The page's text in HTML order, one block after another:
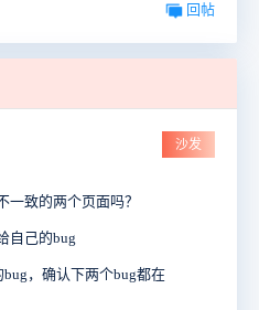
回帖
沙发
致的两个页面吗？
自己的bug
，确认下两个bug都在